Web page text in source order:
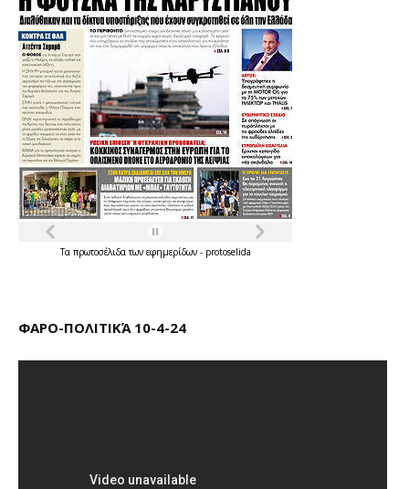
Τα πρωτοσέλιδατων εφημερίδων - protoselida
ΦΑΡΟ-ΠΟΛΙΤΙΚΆ 10-4-24